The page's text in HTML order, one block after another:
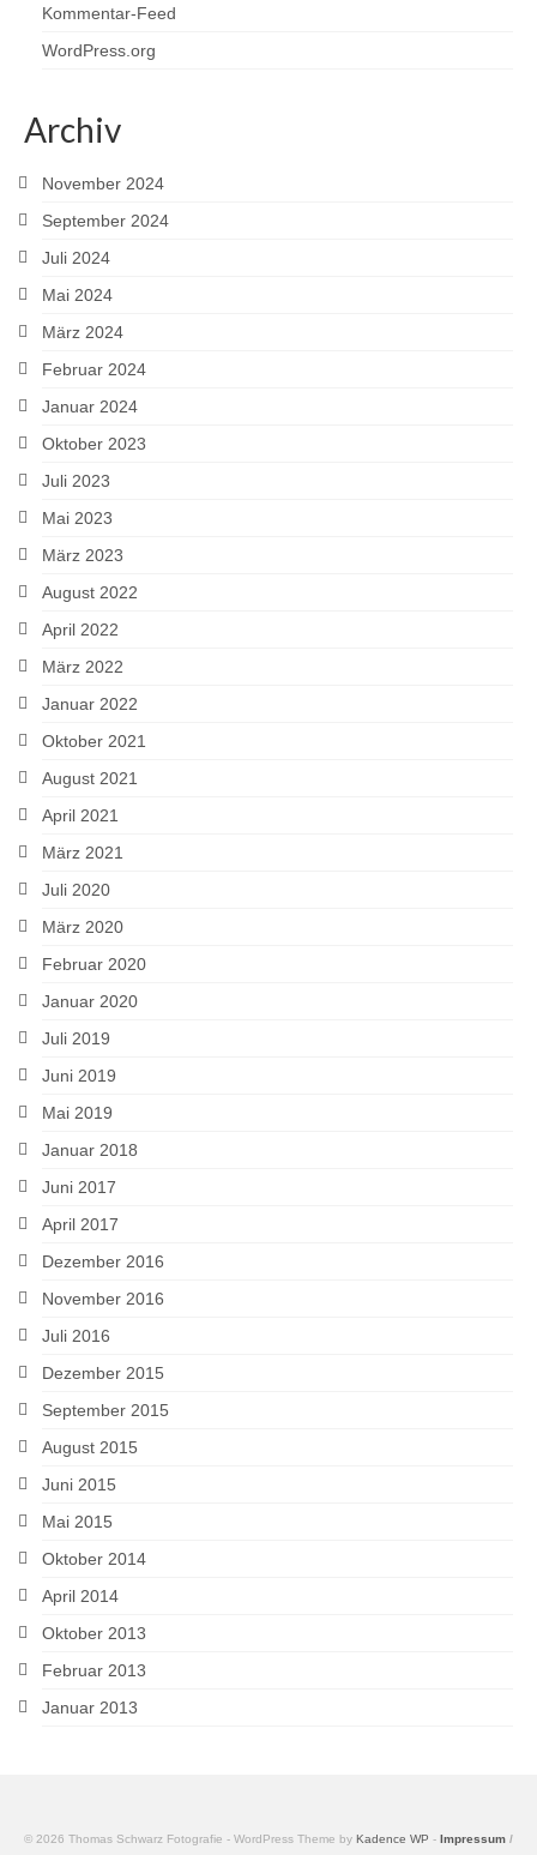
Kommentar-Feed
WordPress.org
Archiv
November 2024
September 2024
Juli 2024
Mai 2024
März 2024
Februar 2024
Januar 2024
Oktober 2023
Juli 2023
Mai 2023
März 2023
August 2022
April 2022
März 2022
Januar 2022
Oktober 2021
August 2021
April 2021
März 2021
Juli 2020
März 2020
Februar 2020
Januar 2020
Juli 2019
Juni 2019
Mai 2019
Januar 2018
Juni 2017
April 2017
Dezember 2016
November 2016
Juli 2016
Dezember 2015
September 2015
August 2015
Juni 2015
Mai 2015
Oktober 2014
April 2014
Oktober 2013
Februar 2013
Januar 2013
© 2026 Thomas Schwarz Fotografie - WordPress Theme by Kadence WP - Impressum /